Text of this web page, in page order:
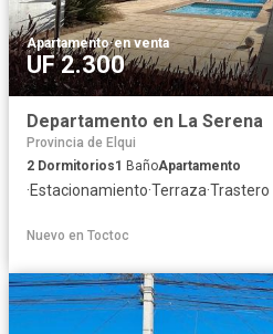
Apartamento·en venta
UF 2.300
Departamento en La Serena
Provincia de Elqui
2 Dormitorios1 BañoApartamento
·Estacionamiento·Terraza·Trastero
Nuevo en Toctoc